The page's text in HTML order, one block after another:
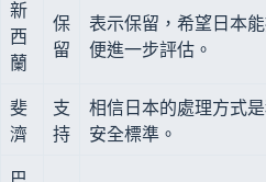
新
西
蘭
保
留
表示保留，希望日本
便進一步評估。
斐
濟
支
持
相信日本的處理方式
安全標準。